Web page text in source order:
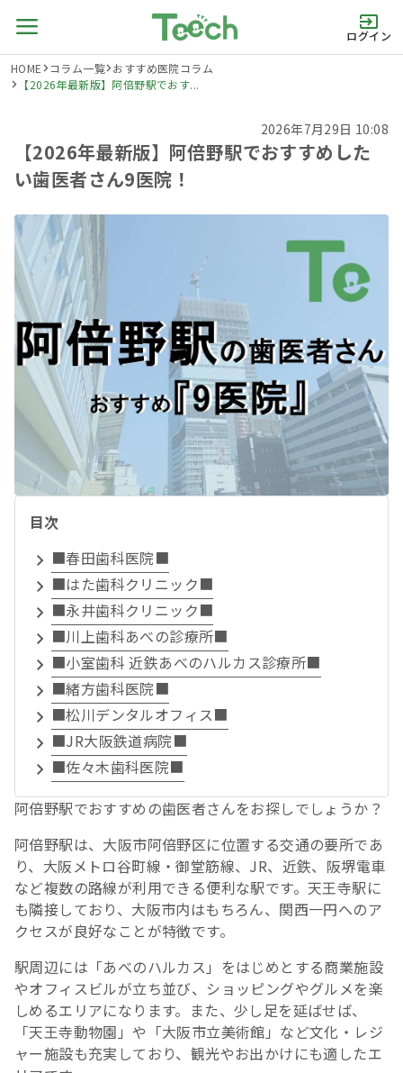
ログイン
HOME コラム一覧 おすすめ医院コラム
【2026年最新版】阿倍野駅でおす...
2026年7月29日 10:08
【2026年最新版】阿倍野駅でおすすめした
い歯医者さん9医院！
目次
■春田歯科医院■
■はた歯科クリニック■
■永井歯科クリニック■
■川上歯科あべの診療所■
■小室歯科 近鉄あべのハルカス診療所■
■緒方歯科医院■
■松川デンタルオフィス■
■JR大阪鉄道病院■
■佐々木歯科医院■
阿倍野駅でおすすめの歯医者さんをお探しでしょうか？
阿倍野駅は、大阪市阿倍野区に位置する交通の要所であ
り、大阪メトロ谷町線・御堂筋線、JR、近鉄、阪堺電車
など複数の路線が利用できる便利な駅です。天王寺駅に
も隣接しており、大阪市内はもちろん、関西一円へのア
クセスが良好なことが特徴です。
駅周辺には「あべのハルカス」をはじめとする商業施設
やオフィスビルが立ち並び、ショッピングやグルメを楽
しめるエリアになります。また、少し足を延ばせば、
「天王寺動物園」や「大阪市立美術館」など文化・レジ
ャー施設も充実しており、観光やお出かけにも適したエ